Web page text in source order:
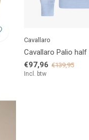
Cavallaro
Cavallaro Palio
€97,96 €139,95
Incl. btw